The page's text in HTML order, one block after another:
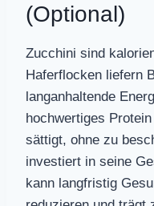
(Optional)
Zucchini sind
Haferflocken liefern
langanhaltende
hochwertiges
sättigt, ohne zu
investiert in seine
kann langfristig